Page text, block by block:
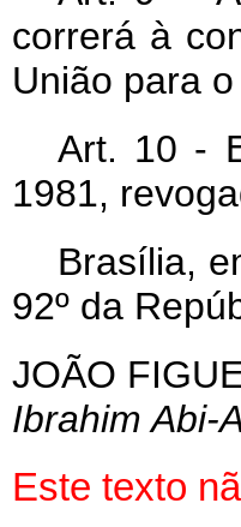
correrá à
União para
Art. 10 -
1981,
Brasília,
92º da
JOÃO
Ibrahim Abi-
Este texto